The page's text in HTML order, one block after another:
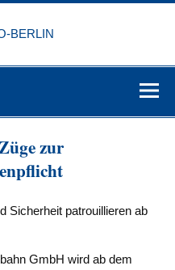
zur
Sicherheit patrouillieren ab
GmbH wird ab dem